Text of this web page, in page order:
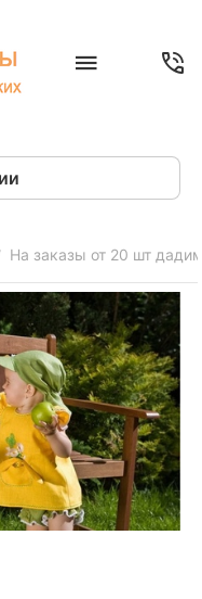
На заказы от 20 шт